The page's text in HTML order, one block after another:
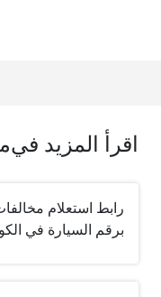
اقرأ المزيد في
رابط استعلام
برقم السيارة في